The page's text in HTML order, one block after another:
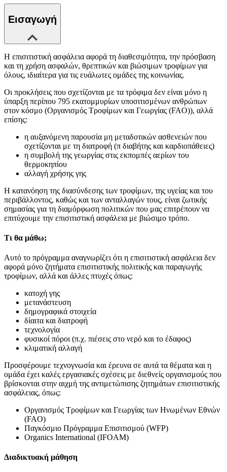
Εισαγωγή
Η επισιτιστική ασφάλεια αφορά τη διαθεσιμότητα, την πρόσβαση
και τη χρήση ασφαλών, θρεπτικών και βιώσιμων τροφίμων για
όλους, ιδιαίτερα για τις ευάλωτες ομάδες της κοινωνίας.
Οι προκλήσεις που σχετίζονται με τα τρόφιμα δεν είναι μόνο η
ύπαρξη περίπου 795 εκατομμυρίων υποσιτισμένων ανθρώπων
στον κόσμο (Οργανισμός Τροφίμων και Γεωργίας (FAO)), αλλά
επίσης:
η αυξανόμενη παρουσία μη μεταδοτικών ασθενειών που
σχετίζονται με τη διατροφή (π διαβήτης και καρδιοπάθειες)
η συμβολή της γεωργίας στις εκπομπές αερίων του
θερμοκηπίου
αλλαγή χρήσης γης
Η κατανόηση της διασύνδεσης των τροφίμων, της υγείας και του
περιβάλλοντος, καθώς και των ανταλλαγών τους, είναι ζωτικής
σημασίας για τη διαμόρφωση πολιτικών που μας επιτρέπουν να
επιτύχουμε την επισιτιστική ασφάλεια με βιώσιμο τρόπο.
Τι θα μάθω;
Αυτό το πρόγραμμα αναγνωρίζει ότι η επισιτιστική ασφάλεια δεν
αφορά μόνο ζητήματα επισιτιστικής πολιτικής και παραγωγής
τροφίμων, αλλά και άλλες πτυχές όπως:
κατοχή γης
μετανάστευση
δημογραφικά στοιχεία
δίαιτα και διατροφή
τεχνολογία
φυσικοί πόροι (π.χ. πιέσεις στο νερό και το έδαφος)
κλιματική αλλαγή
Προσφέρουμε τεχνογνωσία και έρευνα σε αυτά τα θέματα και η
ομάδα έχει καλές εργασιακές σχέσεις με διεθνείς οργανισμούς που
βρίσκονται στην αιχμή της αντιμετώπισης ζητημάτων επισιτιστικής
ασφάλειας, όπως:
Οργανισμός Τροφίμων και Γεωργίας των Ηνωμένων Εθνών
(FAO)
Παγκόσμιο Πρόγραμμα Επισιτισμού (WFP)
Organics International (IFOAM)
Διαδικτυακή μάθηση